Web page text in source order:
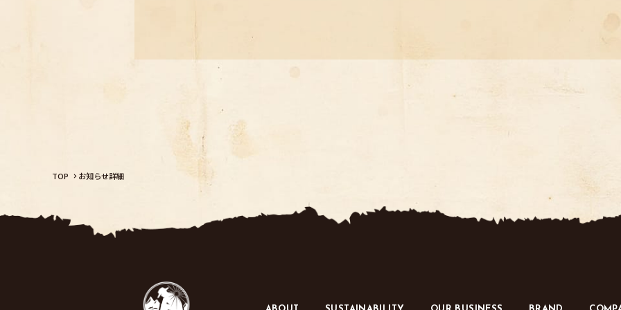
TOP お知らせ詳細